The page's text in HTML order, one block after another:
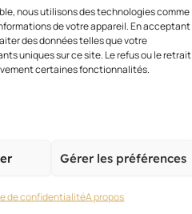
nous utilisons des technologies comme
de votre appareil. En acceptant
des données telles que votre
uniques sur ce site. Le refus ou le retrait
certaines fonctionnalités.
Gérer les préférences
de confidentialitéA propos